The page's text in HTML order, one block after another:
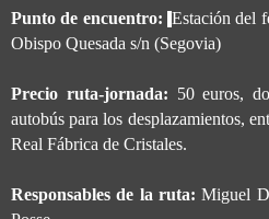
Punto de encuentro: Estación del
Obispo Quesada s/n (Segovia)
Precio ruta-jornada: 50 euros,
autobús para los desplazamientos,
Real Fábrica de Cristales.
Responsables de la ruta:Miguel